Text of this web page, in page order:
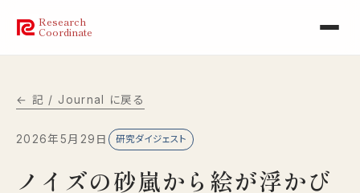
Research
Coordinate
← 記 / Journal に戻る
2026年5月29日 研究ダイジェスト
ノイズの砂嵐から絵が浮かび